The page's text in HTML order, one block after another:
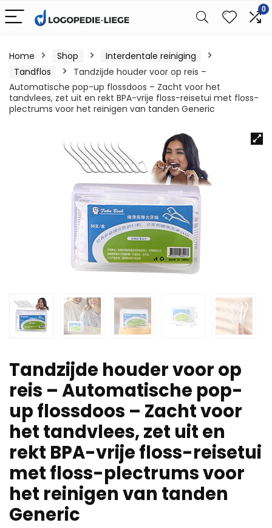
0
Home Shop
Interdentale reiniging
Tandflos
Tandzijde houder voor op reis –
Automatische pop-up flossdoos – Zacht voor het
tandvlees, zet uit en rekt BPA-vrije floss-reisetui met floss-
plectrums voor het reinigen van tanden Generic
Tandzijde houder voor op
reis – Automatische pop-
up flossdoos – Zacht voor
het tandvlees, zet uit en
rekt BPA-vrije floss-reisetui
met floss-plectrums voor
het reinigen van tanden
Generic